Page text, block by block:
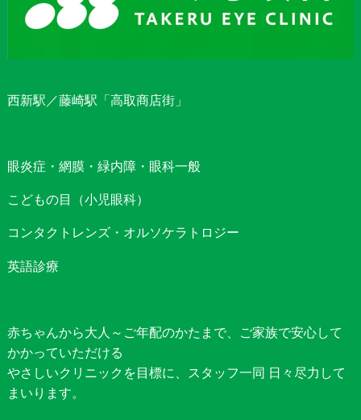
西新駅／藤崎駅「高取商店街」
眼炎症・網膜・緑内障・眼科一般
こどもの目（小児眼科）
コンタクトレンズ・オルソケラトロジー
英語診療
赤ちゃんから大人～ご年配のかたまで、ご家族で安心して
かかっていただける
やさしいクリニックを目標に、スタッフ一同 日々尽力して
まいります。